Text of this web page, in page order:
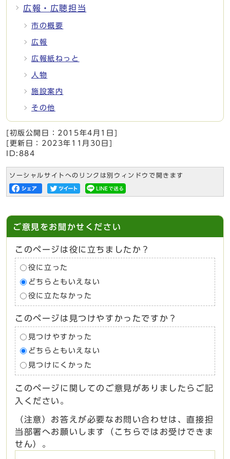
広報・広聴担当
市の概要
広報
広報紙ねっと
人物
施設案内
その他
[初版公開日： 2015年4月1日
[更新日： 2023年11月30日
ID:884
ソーシャルサイトへのリンクは別ウィンドウで開きます
ご意見をお聞かせください
このページは役に立ちましたか？
役に立った
どちらともいえない
役に立たなかった
このページは見つけやすかったですか？
見つけやすかった
どちらともいえない
見つけにくかった
このページに関してのご意見がありましたらご記
入ください。
（注意）お答えが必要なお問い合わせは、直接担
当部署へお願いします（こちらではお受けできま
せん）。